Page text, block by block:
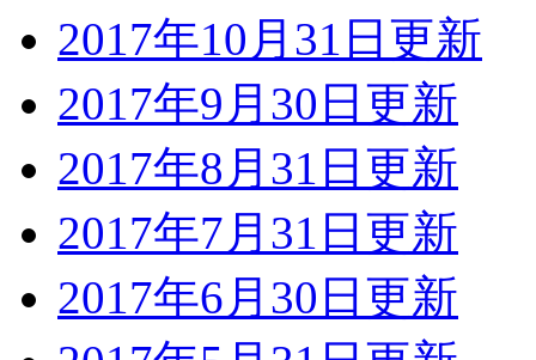
2017年10月31日更新
2017年9月30日更新
2017年8月31日更新
2017年7月31日更新
2017年6月30日更新